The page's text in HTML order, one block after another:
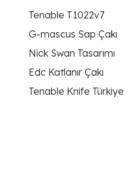
Tenable T1022v7
G-mascus Sap Çakı
Nick Swan Tasarımı
Edc Katlanır Çakı
Tenable Knife Türkiye